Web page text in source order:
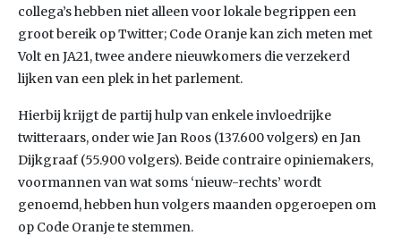
collega’s hebben niet alleen voor lokale begrippen een
groot bereik op Twitter; Code Oranje kan zich meten met
Volt en JA21, twee andere nieuwkomers die verzekerd
lijken van een plek in het parlement.
Hierbij krijgt de partij hulp van enkele invloedrijke
twitteraars, onder wie Jan Roos (137.600 volgers) en Jan
Dijkgraaf (55.900 volgers). Beide contraire opiniemakers,
voormannen van wat soms ‘nieuw-rechts’ wordt
genoemd, hebben hun volgers maanden opgeroepen om
op Code Oranje te stemmen.